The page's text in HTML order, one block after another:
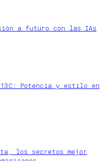
a futuro con las IAs
13C: Potencia y estilo en
los secretos mejor